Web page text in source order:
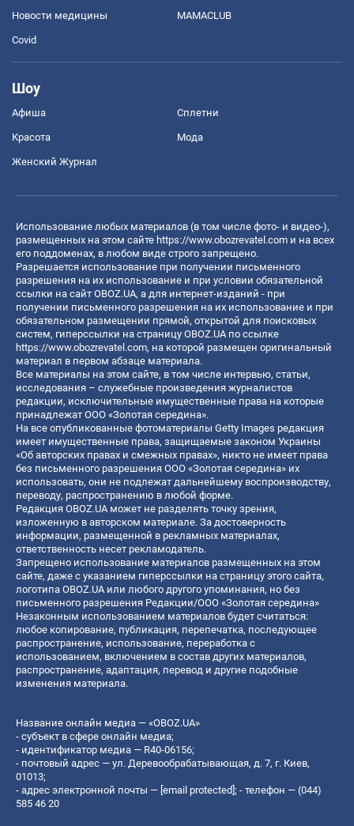
Новости медицины MAMACLUB
Covid
Шоу
Афиша Сплетни
Красота Мода
Женский Журнал
Использование любых материалов (в том числе фото- и видео-),
размещенных на этом сайте https://www.obozrevatel.com и на всех
его поддоменах, в любом виде строго запрещено.
Разрешается использование при получении письменного
разрешения на их использование и при условии обязательной
ссылки на сайт OBOZ.UA, а для интернет-изданий - при
получении письменного разрешения на их использование и при
обязательном размещении прямой, открытой для поисковых
систем, гиперссылки на страницу OBOZ.UA по ссылке
https://www.obozrevatel.com, на которой размещен оригинальный
материал в первом абзаце материала.
Все материалы на этом сайте, в том числе интервью, статьи,
исследования – служебные произведения журналистов
редакции, исключительные имущественные права на которые
принадлежат ООО «Золотая середина».
На все опубликованные фотоматериалы Getty Images редакция
имеет имущественные права, защищаемые законом Украины
«Об авторских правах и смежных правах», никто не имеет права
без письменного разрешения ООО «Золотая середина» их
использовать, они не подлежат дальнейшему воспроизводству,
переводу, распространению в любой форме.
Редакция OBOZ.UA может не разделять точку зрения,
изложенную в авторском материале. За достоверность
информации, размещенной в рекламных материалах,
ответственность несет рекламодатель.
Запрещено использование материалов размещенных на этом
сайте, даже с указанием гиперссылки на страницу этого сайта,
логотипа OBOZ.UA или любого другого упоминания, но без
письменного разрешения Редакции/ООО «Золотая середина»
Незаконным использованием материалов будет считаться:
любое копирование, публикация, перепечатка, последующее
распространение, использование, переработка с
использованием, включением в состав других материалов,
распространение, адаптация, перевод и другие подобные
изменения материала.
Название онлайн медиа — «OBOZ.UA»
- субъект в сфере онлайн медиа;
- идентификатор медиа — R40-06156;
- почтовый адрес — ул. Деревообрабатывающая, д. 7, г. Киев,
01013;
- адрес электронной почты — [email protected]; - телефон — (044)
585 46 20